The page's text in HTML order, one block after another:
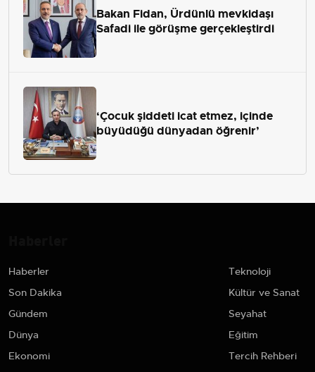
Bakan Fidan, Ürdünlü mevkidaşı
Safadi ile görüşme gerçekleştirdi
‘Çocuk şiddeti icat etmez, içinde
büyüdüğü dünyadan öğrenir’
Haberler
Son Dakika
Gündem
Dünya
Ekonomi
Teknoloji
Kültür ve Sanat
Seyahat
Eğitim
Tercih Rehberi